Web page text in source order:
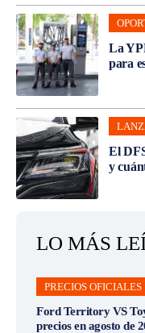
La
para
El
y
LO MÁS
PRECIOS OFICIALES
Ford Territory VS
precios en agosto de